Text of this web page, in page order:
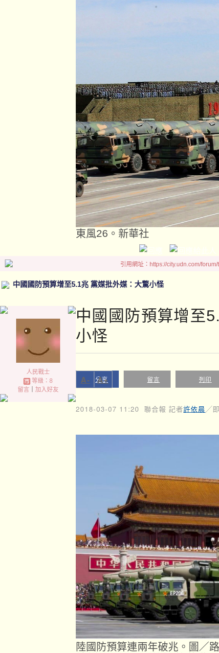
東風26。新華社
引用網址：https://city.udn.com/
中國國防預算增至5.1兆 黨媒批外媒：大驚小怪
人民戰士
等級：8
留言｜ 加入好友
中國國防預算增至
小怪
分享 留言 列印
A- A+
2018-03-07 11:20 聯合報 記者許依晨╱
陸國防預算連兩年破兆。圖／